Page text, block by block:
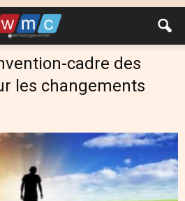
cadre des
les changements